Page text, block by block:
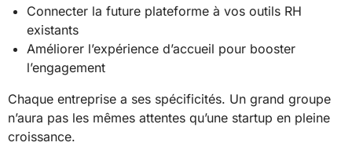
Connecter la future plateforme à vos outils RH
existants
Améliorer l’expérience d’accueil pour booster
l’engagement
Chaque entreprise a ses spécificités. Un grand groupe
n’aura pas les mêmes attentes qu’une startup en pleine
croissance.